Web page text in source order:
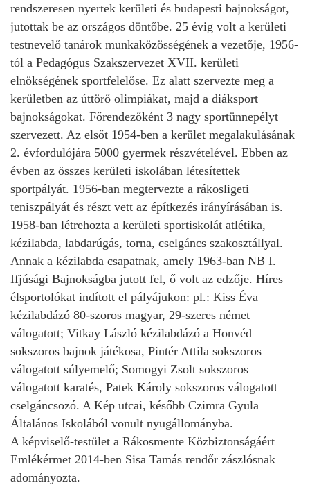
rendszeresen nyertek kerületi és budapesti bajnokságot,
jutottak be az országos döntőbe. 25 évig volt a kerületi
testnevelő tanárok munkaközösségének a vezetője, 1956-
tól a Pedagógus Szakszervezet XVII. kerületi
elnökségének sportfelelőse. Ez alatt szervezte meg a
kerületben az úttörő olimpiákat, majd a diáksport
bajnokságokat. Főrendezőként 3 nagy sportünnepélyt
szervezett. Az elsőt 1954-ben a kerület megalakulásának
2. évfordulójára 5000 gyermek részvételével. Ebben az
évben az összes kerületi iskolában létesítettek
sportpályát. 1956-ban megtervezte a rákosligeti
teniszpályát és részt vett az építkezés irányírásában is.
1958-ban létrehozta a kerületi sportiskolát atlétika,
kézilabda, labdarúgás, torna, cselgáncs szakosztállyal.
Annak a kézilabda csapatnak, amely 1963-ban NB I.
Ifjúsági Bajnokságba jutott fel, ő volt az edzője. Híres
élsportolókat indított el pályájukon: pl.: Kiss Éva
kézilabdázó 80-szoros magyar, 29-szeres német
válogatott; Vitkay László kézilabdázó a Honvéd
sokszoros bajnok játékosa, Pintér Attila sokszoros
válogatott súlyemelő; Somogyi Zsolt sokszoros
válogatott karatés, Patek Károly sokszoros válogatott
cselgáncsozó. A Kép utcai, később Czimra Gyula
Általános Iskolából vonult nyugállományba.
A képviselő-testület a Rákosmente Közbiztonságáért
Emlékérmet 2014-ben Sisa Tamás rendőr zászlósnak
adományozta.